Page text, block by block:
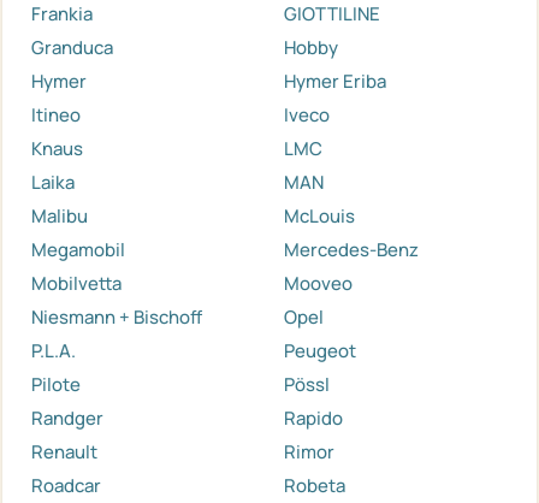
Frankia
GIOTTILINE
Granduca
Hobby
Hymer
Hymer Eriba
Itineo
Iveco
Knaus
LMC
Laika
MAN
Malibu
McLouis
Megamobil
Mercedes-Benz
Mobilvetta
Mooveo
Niesmann + Bischoff
Opel
P.L.A.
Peugeot
Pilote
Pössl
Randger
Rapido
Renault
Rimor
Roadcar
Robeta